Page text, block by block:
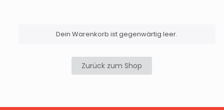
Dein Warenkorb ist gegenwärtig leer.
Zurück zum Shop